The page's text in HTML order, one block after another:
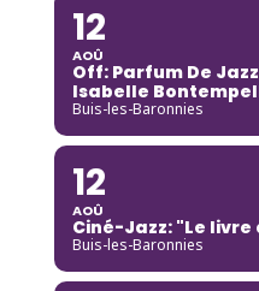
12
AOÛ
Off: Parfum De
Isabelle
Buis-les-Baronnies
12
AOÛ
Ciné-Jazz: "Le
Buis-les-Baronnies